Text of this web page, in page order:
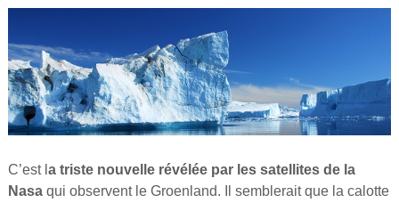
C’est l a triste nouvelle révélée par les satellites de la
Nasaqui observent le Groenland. Il semblerait que la calotte